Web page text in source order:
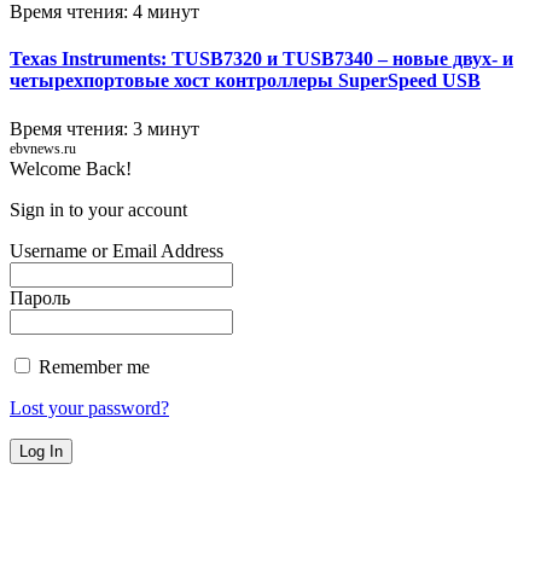
Время чтения: 4 минут
Texas Instruments: TUSB7320 и TUSB7340 – новые двух- и
четырехпортовые хост контроллеры SuperSpeed USB
Время чтения: 3 минут
ebvnews.ru
Welcome Back!
Sign in to your account
Username or Email Address
Пароль
Remember me
Lost your password?